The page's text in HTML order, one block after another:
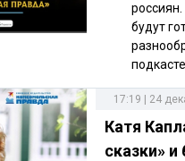
будут
подкасте.
17:19 | 24
Катя
сказки»